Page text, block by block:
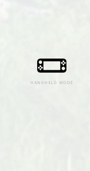
HANDHELD MODE